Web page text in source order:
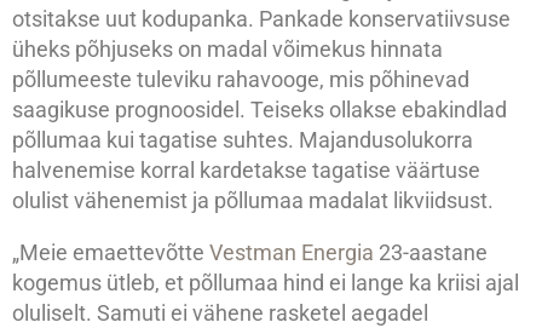
otsitakse uut kodupanka. Pankade konservatiivsuse
üheks põhjuseks on madal võimekus hinnata
põllumeeste tuleviku rahavooge, mis põhinevad
saagikuse prognoosidel. Teiseks ollakse ebakindlad
põllumaa kui tagatise suhtes. Majandusolukorra
halvenemise korral kardetakse tagatise väärtuse
olulist vähenemist ja põllumaa madalat likviidsust.
„Meie emaettevõtte Vestman Energia 23-aastane
kogemus ütleb, et põllumaa hind ei lange ka kriisi ajal
oluliselt. Samuti ei vähene rasketel aegadel